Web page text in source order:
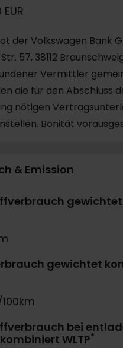
der Volkswagen Bank
57, 38112
Vermittler
die für den Abschluss
nötigen
Bonität
& Emission
gewichtet
bei
WLTP*